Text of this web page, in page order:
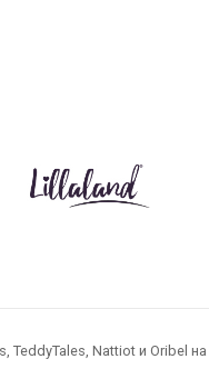
Nattiot и Oribel